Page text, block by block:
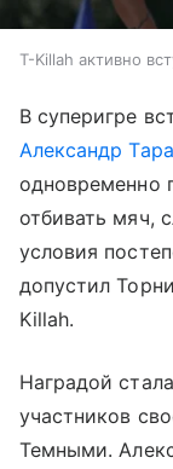
T-Killah активно
В суперигре
Александр
одновременно
отбивать мяч,
условия
допустил
Killah.
Наградой
участников
Темными.